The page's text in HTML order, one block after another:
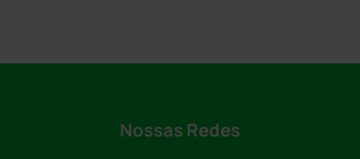
Nossas Redes